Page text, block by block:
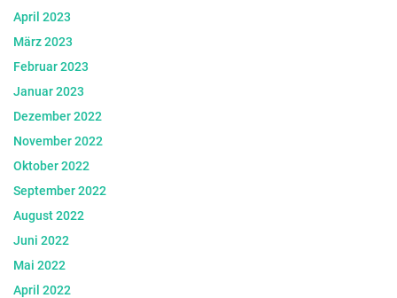
April 2023
März 2023
Februar 2023
Januar 2023
Dezember 2022
November 2022
Oktober 2022
September 2022
August 2022
Juni 2022
Mai 2022
April 2022